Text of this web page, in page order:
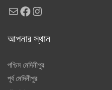
MailFacebook
Instagram
আপনার স্থান
পশ্চিম মেদিনীপুর
পূর্ব মেদিনীপুর